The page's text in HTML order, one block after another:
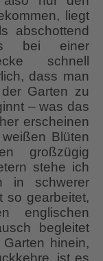
liegt
abschottend
bei einer
schnell
dass man
Garten zu
– was das
erscheinen
Blüten
großzügig
stehe ich
in schwerer
so gearbeitet,
englischen
begleitet
hinein,